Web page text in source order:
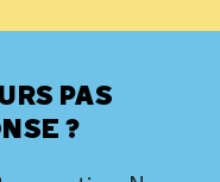
PAS
?